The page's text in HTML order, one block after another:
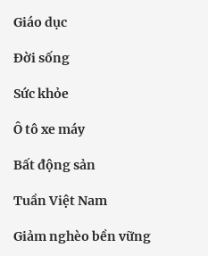
Giáo dục
Đời sống
Sức khỏe
Ô tô xe máy
Bất động sản
Tuần Việt Nam
Giảm nghèo bền vững